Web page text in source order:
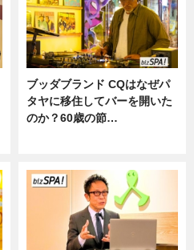
ブッダブランド CQはなぜパ
タヤに移住してバーを開いた
のか？60歳の節…